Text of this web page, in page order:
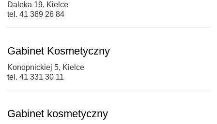
Daleka 19, Kielce
tel. 41 369 26 84
Gabinet Kosmetyczny
Konopnickiej 5, Kielce
tel. 41 331 30 11
Gabinet kosmetyczny